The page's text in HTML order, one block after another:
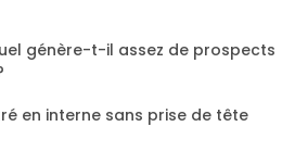
génère-t-il assez de prospects
en interne sans prise de tête